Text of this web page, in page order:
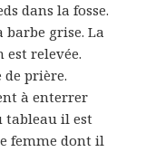
dans la fosse.
barbe grise. La
est relevée.
de prière.
à enterrer
tableau il est
femme dont il